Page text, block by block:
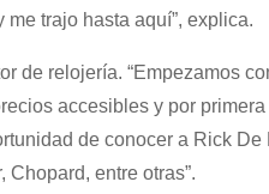
trajo hasta aquí”, explica.
de relojería. “Empezamos
accesibles y por
de conocer a Rick
entre otras”.